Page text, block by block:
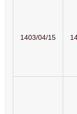
1403/04/15